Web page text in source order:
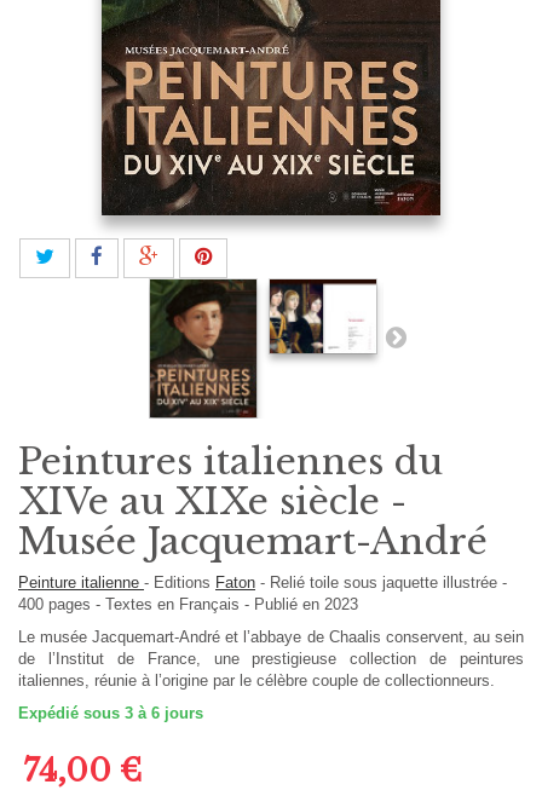
Peintures italiennes du
XIVe au XIXe siècle -
Musée Jacquemart-André
Peinture italienne - Editions Faton - Relié toile sous jaquette illustrée -
400 pages - Textes en Français - Publié en 2023
Le musée Jacquemart-André et l’abbaye de Chaalis conservent, au sein
de l’Institut de France, une prestigieuse collection de peintures
italiennes, réunie à l’origine par le célèbre couple de collectionneurs.
Expédié sous 3 à 6 jours
74,00 €